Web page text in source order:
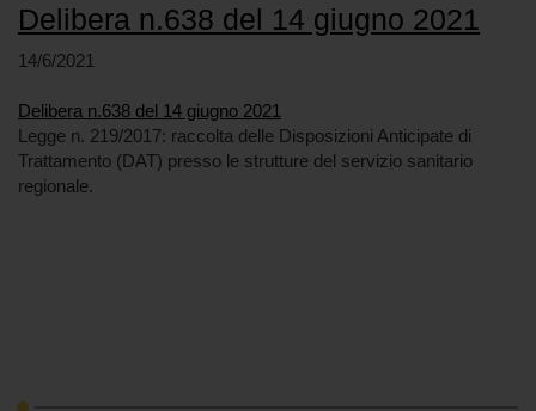
Delibera n.638 del 14 giugno 2021
14/6/2021
Delibera n.638 del 14 giugno 2021
Legge n. 219/2017: raccolta delle Disposizioni Anticipate di
Trattamento (DAT) presso le strutture del servizio sanitario
regionale.